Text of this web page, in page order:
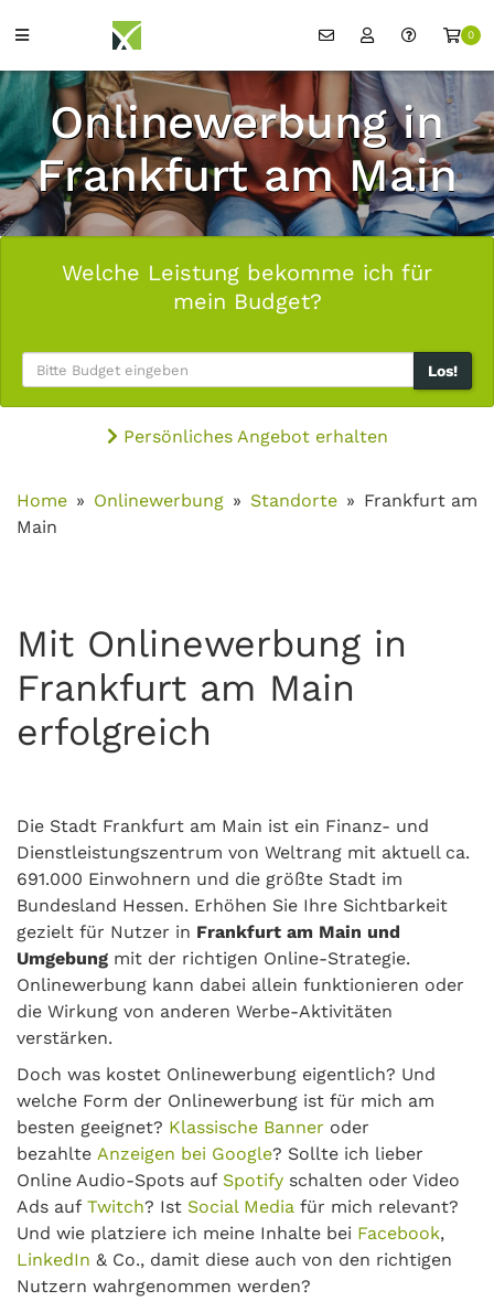
0
Onlinewerbung in
Frankfurt am Main
Welche Leistung bekomme ich für
mein Budget?
Los!
Persönliches Angebot erhalten
Home Onlinewerbung Standorte
Frankfurt am
Main
Mit Onlinewerbung in
Frankfurt am Main
erfolgreich
Die Stadt Frankfurt am Main ist ein Finanz- und
Dienstleistungszentrum von Weltrang mit aktuell ca.
691.000 Einwohnern und die größte Stadt im
Bundesland Hessen. Erhöhen Sie Ihre Sichtbarkeit
gezielt für Nutzer in Frankfurt am Main und
Umgebung mit der richtigen Online-Strategie.
Onlinewerbung kann dabei allein funktionieren oder
die Wirkung von anderen Werbe-Aktivitäten
verstärken.
Doch was kostet Onlinewerbung eigentlich? Und
welche Form der Onlinewerbung ist für mich am
besten geeignet? Klassische Banner oder
bezahlte Anzeigen bei Google? Sollte ich lieber
Online Audio-Spots auf Spotify schalten oder Video
Ads auf Twitch? Ist Social Media für mich relevant?
Und wie platziere ich meine Inhalte bei Facebook,
LinkedIn & Co., damit diese auch von den richtigen
Nutzern wahrgenommen werden?